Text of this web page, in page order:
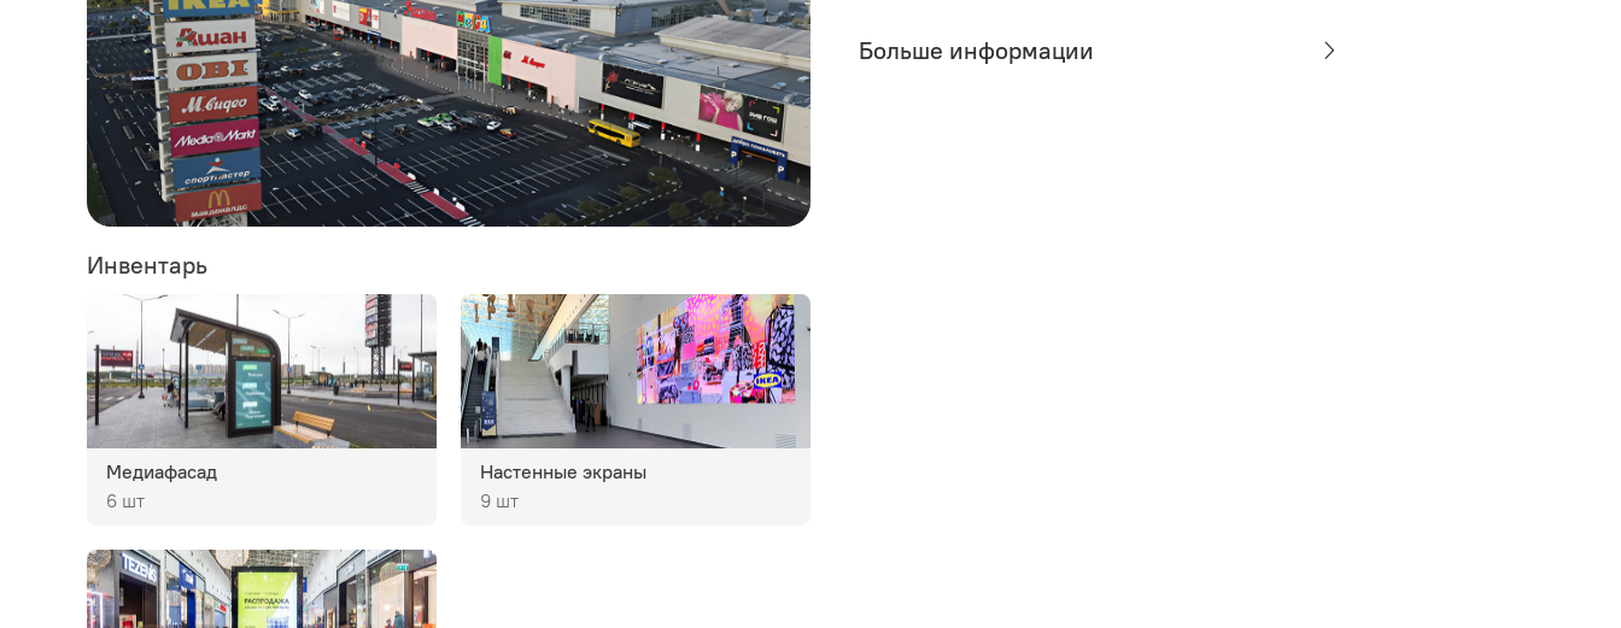
Инвентарь
Медиафасад
6 шт
Настенные экраны
9 шт
Больше информации